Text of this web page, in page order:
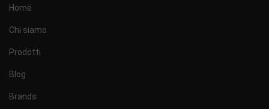
Home
Chi siamo
Prodotti
Blog
Brands